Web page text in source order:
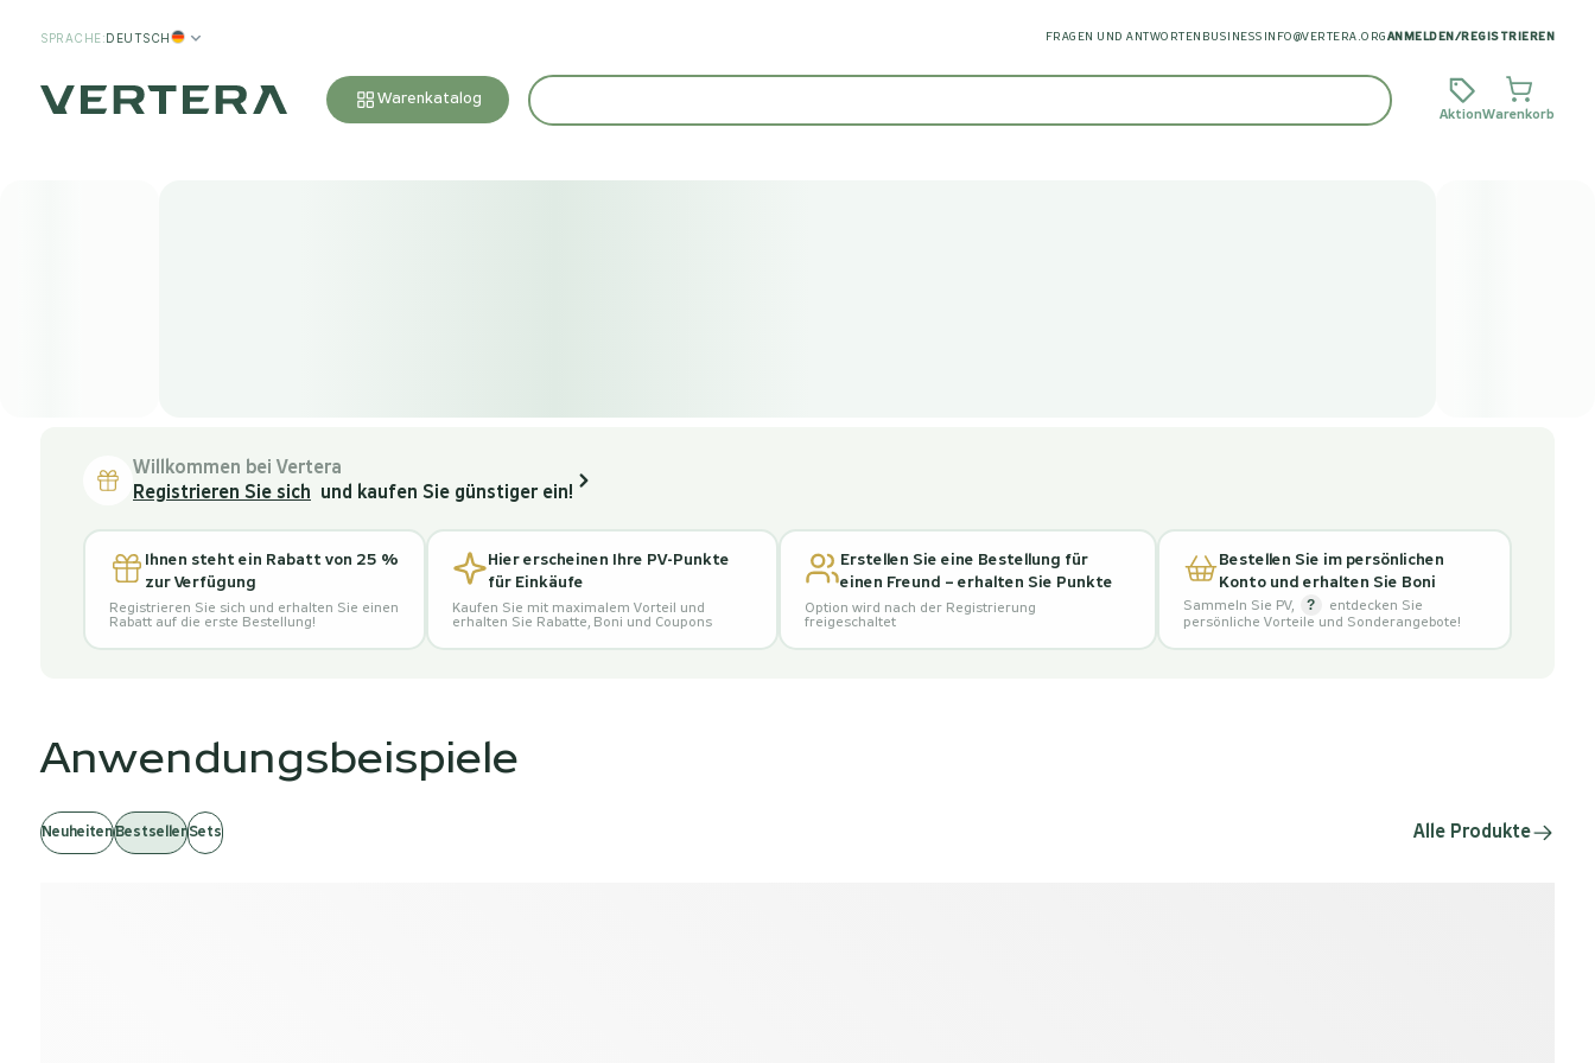
SPRACHE:DEUTSCH FRAGEN UND ANTWORTEN BUSINESS INFO@VERTERA.ORG ANMELDEN / REGISTRIEREN
Warenkatalog
AktionWarenkorb
Willkommen bei Vertera
Registrieren Sie sich und kaufen Sie günstiger ein!
Ihnen steht ein Rabatt von 25 %
zur Verfügung
Registrieren Sie sich und erhalten Sie einen
Rabatt auf die erste Bestellung!
Hier erscheinen Ihre PV-Punkte
für Einkäufe
Kaufen Sie mit maximalem Vorteil und
erhalten Sie Rabatte, Boni und Coupons
Erstellen Sie eine Bestellung für
einen Freund – erhalten Sie Punkte
Option wird nach der Registrierung
freigeschaltet
Bestellen Sie im persönlichen
Konto und erhalten Sie Boni
Sammeln Sie PV, ?
entdecken Sie
persönliche Vorteile und Sonderangebote!
Anwendungsbeispiele
NeuheitenBestsellerSets Alle Produkte